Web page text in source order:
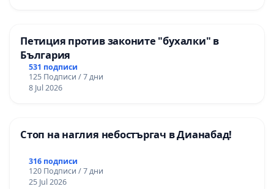
Петиция против законите "бухалки" в
България
531 подписи
125 Подписи / 7 дни
8 Jul 2026
Стоп на наглия небостъргач в Дианабад!
316 подписи
120 Подписи / 7 дни
25 Jul 2026